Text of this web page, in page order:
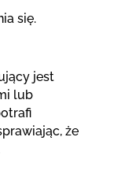
się.
jest
lub
że